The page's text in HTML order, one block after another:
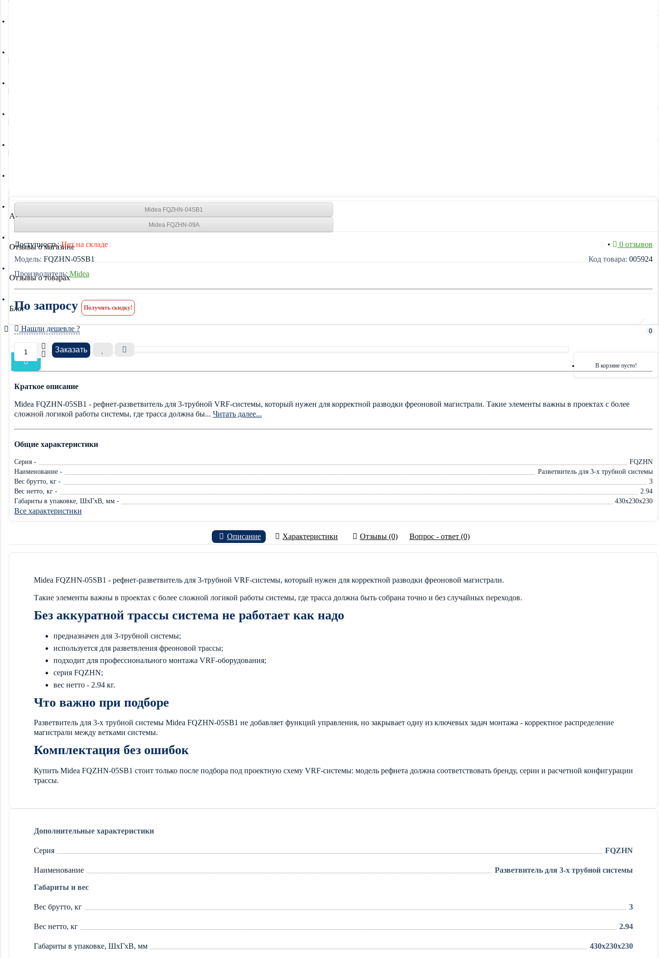
Акции
Отзывы о магазине
Отзывы о товарах
Блог
0
В корзине пусто!
Midea FQZHN-04SB1
Midea FQZHN-09A
Доступность: Нет на складе •
0 отзывов
Модель: FQZHN-05SB1 Код товара: 005924
Производитель: Midea
По запросу Получить скидку!
Нашли дешевле ?
Заказать
Краткое описание
Midea FQZHN-05SB1 - рефнет-разветвитель для 3-трубной VRF-системы, который нужен для корректной разводки фреоновой магистрали. Такие элементы важны в проектах с более
сложной логикой работы системы, где трасса должна бы... Читать далее...
Общие характеристики
Серия -
FQZHN
Наименование -
Разветвитель для 3-х трубной системы
Вес брутто, кг -
3
Вес нетто, кг -
2.94
Габариты в упаковке, ШхГхВ, мм -
430x230x230
Все характеристики
Описание Характеристики Отзывы (0) Вопрос - ответ (0)
Midea FQZHN-05SB1 - рефнет-разветвитель для 3-трубной VRF-системы, который нужен для корректной разводки фреоновой магистрали.
Такие элементы важны в проектах с более сложной логикой работы системы, где трасса должна быть собрана точно и без случайных переходов.
Без аккуратной трассы система не работает как надо
предназначен для 3-трубной системы;
используется для разветвления фреоновой трассы;
подходит для профессионального монтажа VRF-оборудования;
серия FQZHN;
вес нетто - 2.94 кг.
Что важно при подборе
Разветвитель для 3-х трубной системы Midea FQZHN-05SB1 не добавляет функций управления, но закрывает одну из ключевых задач монтажа - корректное распределение
магистрали между ветками системы.
Комплектация без ошибок
Купить Midea FQZHN-05SB1 стоит только после подбора под проектную схему VRF-системы: модель рефнета должна соответствовать бренду, серии и расчетной конфигурации
трассы.
Дополнительные характеристики
Серия FQZHN
Наименование Разветвитель для 3-х трубной системы
Габариты и вес
Вес брутто, кг 3
Вес нетто, кг 2.94
Габариты в упаковке, ШхГхВ, мм 430x230x230